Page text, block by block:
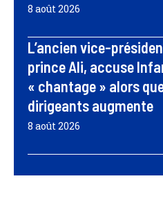
8 août 2026
L’ancien vice-
prince Ali, accuse
« chantage » alors
dirigeants augmente
8 août 2026